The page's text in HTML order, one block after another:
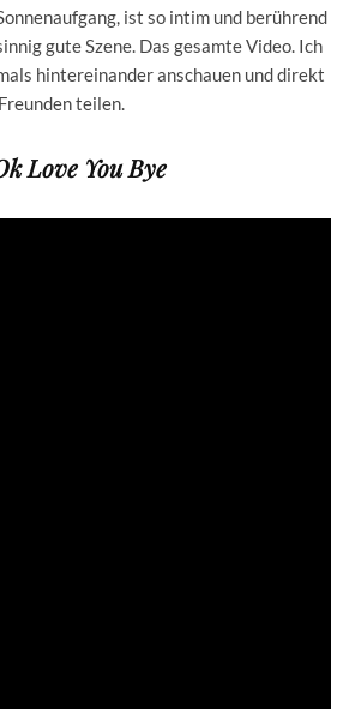
ist so intim und berührend
gute Szene. Das gesamte Video. Ich
hintereinander anschauen und direkt
teilen.
Love You Bye